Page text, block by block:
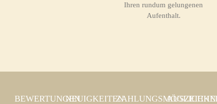
Ihren rundum gelungenen
Aufenthalt.
BEWERTUNGENNEUIGKEITEN